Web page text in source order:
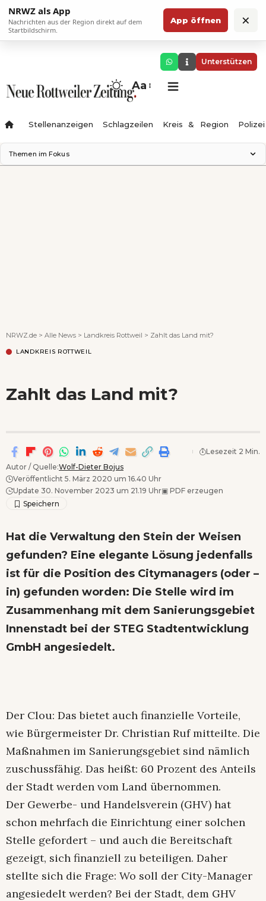
NRWZ als App
Nachrichten aus der Region direkt auf dem
Startbildschirm.
App öffnen ×
Unterstützen
Aa
Stellenanzeigen Schlagzeilen Kreis & Region Polizei
Themen im Fokus
NRWZ.de > Alle News > Landkreis Rottweil > Zahlt das Land mit?
LANDKREIS ROTTWEIL
Zahlt das Land mit?
Autor / Quelle:Wolf-Dieter Bojus
Veröffentlicht 5. März 2020 um 16.40 Uhr
Update 30. November 2023 um 21.19 Uhr▣ PDF erzeugen
Lesezeit 2 Min.
Hat die Verwaltung den Stein der Weisen
gefunden? Eine elegante Lösung jedenfalls
ist für die Position des Citymanagers (oder –
in) gefunden worden: Die Stelle wird im
Zusammenhang mit dem Sanierungsgebiet
Innenstadt bei der STEG Stadtentwicklung
GmbH angesiedelt.
Der Clou: Das bietet auch finanzielle Vorteile,
wie Bürgermeister Dr. Christian Ruf mitteilte. Die
Maßnahmen im Sanierungsgebiet sind nämlich
zuschussfähig. Das heißt: 60 Prozent des Anteils
der Stadt werden vom Land übernommen.
Der Gewerbe- und Handelsverein (GHV) hat
schon mehrfach die Einrichtung einer solchen
Stelle gefordert – und auch die Bereitschaft
gezeigt, sich finanziell zu beteiligen. Daher
stellte sich die Frage: Wo soll der City-Manager
angesiedelt werden? Bei der Stadt, dem GHV